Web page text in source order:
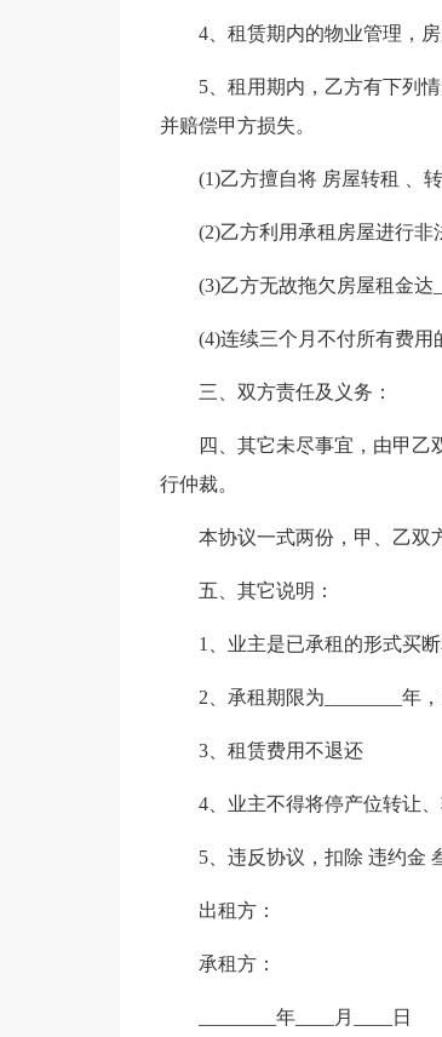
4、租赁期内的物业管理，
5、租用期内，乙方有下列
并赔偿甲方损失。
(1)乙方擅自将 房屋转租 、
(2)乙方利用承租房屋进行非
(3)乙方无故拖欠房屋租金达
(4)连续三个月不付所有费用
三、双方责任及义务：
四、其它未尽事宜，由甲乙
行仲裁。
本协议一式两份，甲、乙双
五、其它说明：
1、业主是已承租的形式买
2、承租期限为________年
3、租赁费用不退还
4、业主不得将停产位转让
5、违反协议，扣除 违约金
出租方：
承租方：
________年____月____日